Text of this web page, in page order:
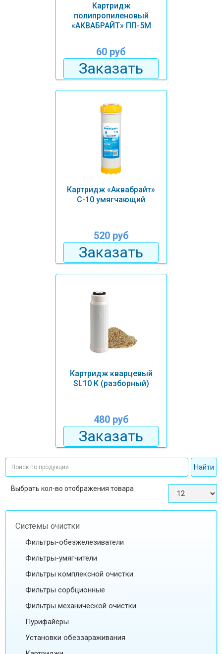
Картридж
полипропиленовый
«АКВАБРАЙТ» ПП-5М
60 руб
Заказать
Картридж «Аквабрайт»
С-10 умягчающий
520 руб
Заказать
Картридж кварцевый
SL10 K (разборный)
480 руб
Заказать
Выбрать кол-во отображения товара
Системы очистки
Фильтры-обезжелезиватели
Фильтры-умягчители
Фильтры комплексной очистки
Фильтры сорбционные
Фильтры механической очистки
Пурифайеры
Установки обеззараживания